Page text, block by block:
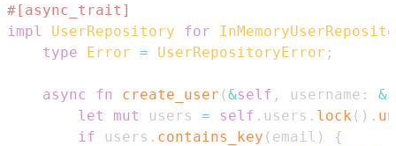
#[async_trait]
impl
UserRepository for
type
Error = UserRepositoryError ;
async fn create_user (&self , username : &
let
mut users = self . users . lock ( ) .
if users . contains_key ( email )
{